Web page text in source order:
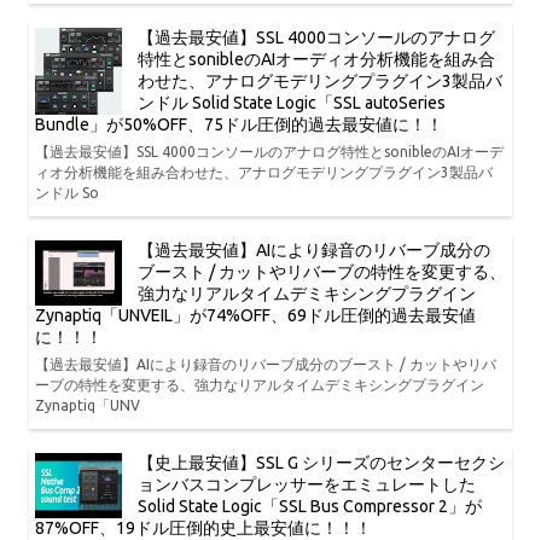
【過去最安値】SSL 4000コンソールのアナログ
特性とsonibleのAIオーディオ分析機能を組み合
わせた、アナログモデリングプラグイン3製品バ
ンドル Solid State Logic「SSL autoSeries
Bundle」が50%OFF、75ドル圧倒的過去最安値に！！
【過去最安値】SSL 4000コンソールのアナログ特性とsonibleのAIオーデ
ィオ分析機能を組み合わせた、アナログモデリングプラグイン3製品バ
ンドル So
【過去最安値】AIにより録音のリバーブ成分の
ブースト / カットやリバーブの特性を変更する、
強力なリアルタイムデミキシングプラグイン
Zynaptiq「UNVEIL」が74%OFF、69ドル圧倒的過去最安値
に！！！
【過去最安値】AIにより録音のリバーブ成分のブースト / カットやリバ
ーブの特性を変更する、強力なリアルタイムデミキシングプラグイン
Zynaptiq「UNV
【史上最安値】SSL G シリーズのセンターセクシ
ョンバスコンプレッサーをエミュレートした
Solid State Logic「SSL Bus Compressor 2」が
87%OFF、19ドル圧倒的史上最安値に！！！